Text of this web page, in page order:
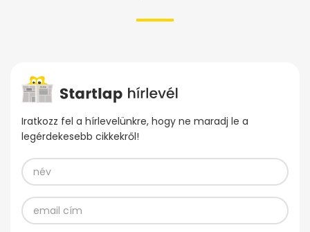
Iratkozz fel a hírlevelünkre, hogy ne maradj le a
legérdekesebb cikkekről!